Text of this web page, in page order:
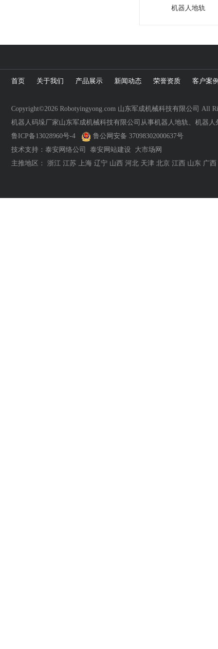
机器人地轨
首页 关于我们 产品展示 新闻动态 荣誉资质 客户案
Copyright©2026 Robotyingyong.com 山东军成机械科技有限公司 All
机器人码垛厂家山东军成机械科技有限公司从事机器人地轨、机器
鲁ICP备13028960号-4
鲁公网安备 37098302000637号
技术支持： 泰安网络公司 泰安网站建设
大市场网
主推地区： 浙江 江苏 上海 辽宁 山西 河北 天津 北京 江西 山东 广西